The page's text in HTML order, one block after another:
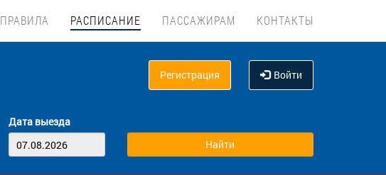
ПРАВИЛА РАСПИСАНИЕ ПАССАЖИРАМ КОНТАКТЫ
Регистрация Войти
Дата выезда